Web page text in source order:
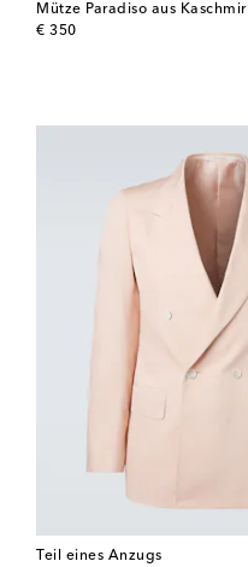
Mütze Paradiso aus Kaschmir
€ 350
original price
Teil eines Anzugs